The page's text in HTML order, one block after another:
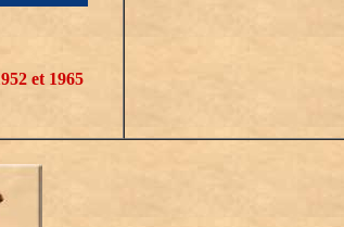
et 1965